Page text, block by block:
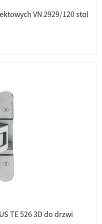
VN 2929/120 stal
TE 526 3D do drzwi